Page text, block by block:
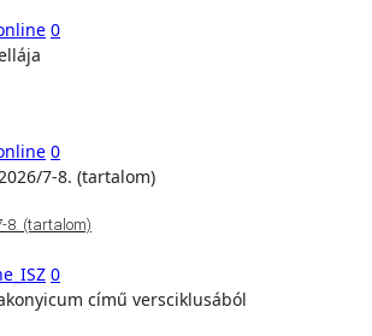
0
0
8. (tartalom)
0